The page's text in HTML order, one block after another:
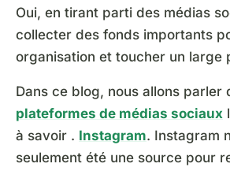
Oui, en tirant parti des médias
collecter des fonds importants
organisation et toucher un large
Dans ce blog, nous allons parler
plateformes de médias sociaux
à savoir . Instagram. Instagram
seulement été une source pour